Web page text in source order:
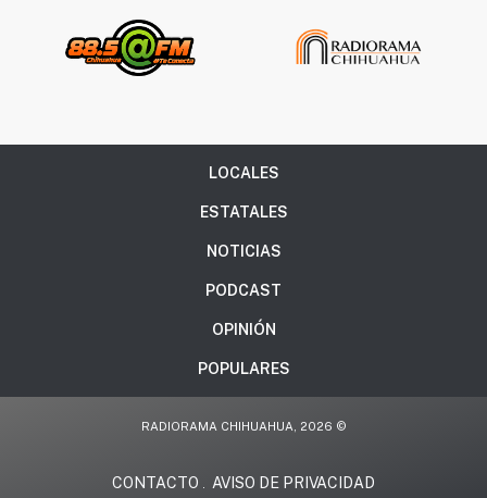
LOCALES
ESTATALES
NOTICIAS
PODCAST
OPINIÓN
POPULARES
RADIORAMA CHIHUAHUA, 2026 ©
CONTACTO AVISO DE PRIVACIDAD